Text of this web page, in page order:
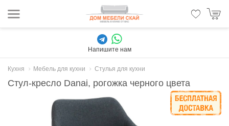
Напишите нам
Кухня Мебель для кухни Стулья для кухни
Стул-кресло Danai, рогожка черного цвета